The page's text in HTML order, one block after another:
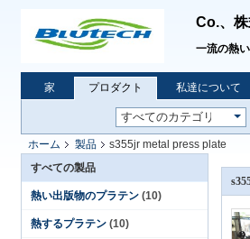
Co.、
一流の熱
家 プロダクト 私達について
ホーム 製品
s355jr metal press plate
すべての製品
熱い出版物のプラテン (10)
熱するプラテン (10)